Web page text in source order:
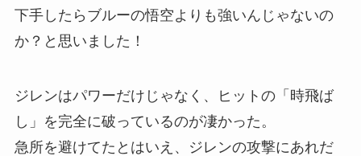
下手したらブルーの悟空よりも強いんじゃないの
か？と思いました！
ジレンはパワーだけじゃなく、ヒットの「時飛ば
し」を完全に破っているのが凄かった。
急所を避けてたとはいえ、ジレンの攻撃にあれだ